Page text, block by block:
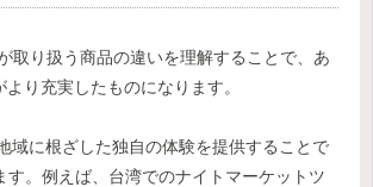
取り扱う商品の違いを理解することで、あ
り充実したものになります。
域に根ざした独自の体験を提供することで
す。例えば、台湾でのナイトマーケットツ